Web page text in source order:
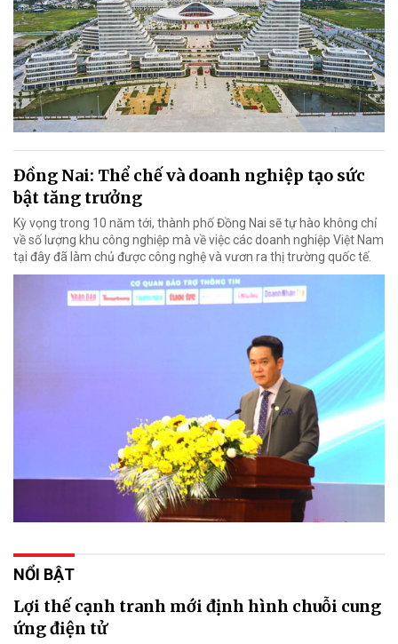
Đồng Nai: Thể chế và doanh nghiệp tạo sức
bật tăng trưởng
Kỳ vọng trong 10 năm tới, thành phố Đồng Nai sẽ tự hào không chỉ
về số lượng khu công nghiệp mà về việc các doanh nghiệp Việt Nam
tại đây đã làm chủ được công nghệ và vươn ra thị trường quốc tế.
NỔI BẬT
Lợi thế cạnh tranh mới định hình chuỗi cung
ứng điện tử